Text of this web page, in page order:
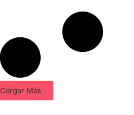
Cargar Más